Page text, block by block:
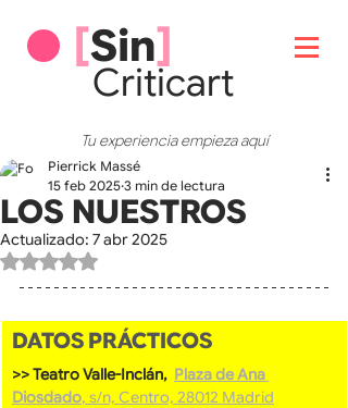
[Sin]
Criticart
Tu experiencia empieza aquí
LOS NUESTROS
Pierrick Massé
15 feb 2025 3 min de lectura
Actualizado: 7 abr 2025
Obtuvo NaN de 5 estrellas.
DATOS PRÁCTICOS
>> Teatro Valle-Inclán, Plaza de Ana
Diosdado, s/n, Centro, 28012 Madrid